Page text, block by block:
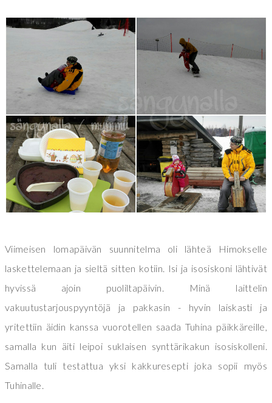
Viimeisen lomapäivän suunnitelma oli lähteä Himokselle
laskettelemaan ja sieltä sitten kotiin. Isi ja isosiskoni lähtivät
hyvissä ajoin puoliltapäivin. Minä laittelin
vakuutustarjouspyyntöjä ja pakkasin - hyvin laiskasti ja
yritettiin äidin kanssa vuorotellen saada Tuhina päikkäreille,
samalla kun äiti leipoi suklaisen synttärikakun isosiskolleni.
Samalla tuli testattua yksi kakkuresepti joka sopii myös
Tuhinalle.